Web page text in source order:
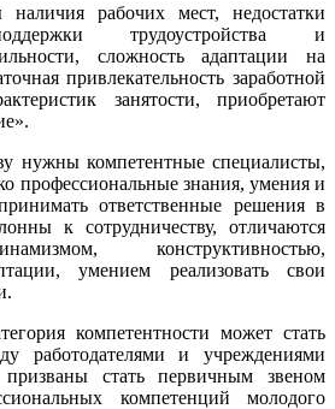
рабочих мест, недостатки
трудоустройства и
сложность адаптации на
привлекательность заработной
занятости, приобретают
нужны компетентные специалисты,
профессиональные знания, умения и
ответственные решения в
к сотрудничеству, отличаются
конструктивностью,
умением реализовать свои
компетентности может стать
работодателями и учреждениями
призваны стать первичным звеном
компетенций молодого